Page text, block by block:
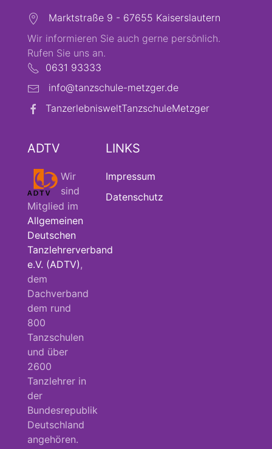
Marktstraße 9 - 67655 Kaiserslautern
Wir informieren Sie auch gerne persönlich.
Rufen Sie uns an.
0631 93333
info@tanzschule-metzger.de
TanzerlebnisweltTanzschuleMetzger
ADTV
Wir
sind
Mitglied im
Allgemeinen
Deutschen
Tanzlehrerverband
e.V. (ADTV) ,
dem
Dachverband
dem rund
800
Tanzschulen
und über
2600
Tanzlehrer in
der
Bundesrepublik
Deutschland
angehören.
LINKS
Impressum
Datenschutz